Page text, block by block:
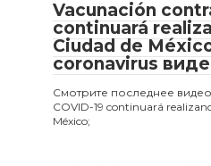
Vacunación
continuará
Ciudad de
coronavirus
Смотрите последнее видео
COVID-19 continuará
México;